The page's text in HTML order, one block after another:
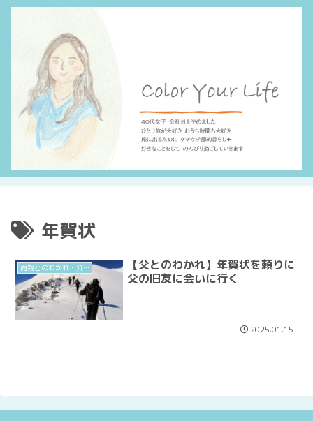
年賀状
両親とのわかれ・介護
【父とのわかれ】年賀状を頼りに
父の旧友に会いに行く
2025.01.15